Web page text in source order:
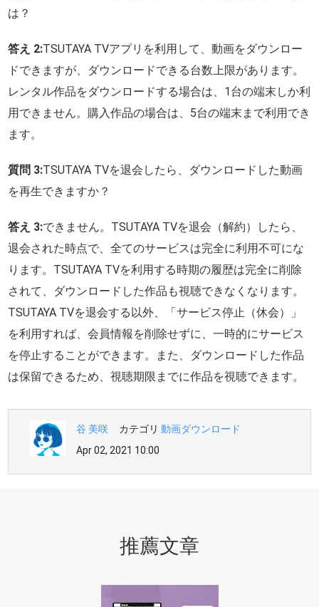
は？
答え 2:TSUTAYA TVアプリを利用して、動画をダウンロー
ドできますが、ダウンロードできる台数上限があります。
レンタル作品をダウンロードする場合は、1台の端末しか利
用できません。購入作品の場合は、5台の端末まで利用でき
ます。
質問 3:TSUTAYA TVを退会したら、ダウンロードした動画
を再生できますか？
答え 3:できません。TSUTAYA TVを退会（解約）したら、
退会された時点で、全てのサービスは完全に利用不可にな
ります。TSUTAYA TVを利用する時期の履歴は完全に削除
されて、ダウンロードした作品も視聴できなくなります。
TSUTAYA TVを退会する以外、「サービス停止（休会）」
を利用すれば、会員情報を削除せずに、一時的にサービス
を停止することができます。また、ダウンロードした作品
は保留できるため、視聴期限までに作品を視聴できます。
谷 美咲 カテゴリ動画ダウンロード
Apr 02, 2021 10:00
推薦文章